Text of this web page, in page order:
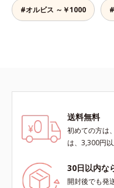
#オルビス ～￥1000
送料無料
初めての方は
は、3,300円
30日以内な
開封後でも発